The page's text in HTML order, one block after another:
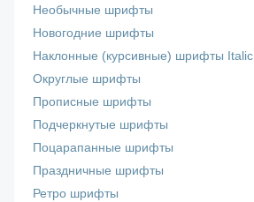
Необычные шрифты
Новогодние шрифты
Наклонные (курсивные) шрифты Italic
Округлые шрифты
Прописные шрифты
Подчеркнутые шрифты
Поцарапанные шрифты
Праздничные шрифты
Ретро шрифты